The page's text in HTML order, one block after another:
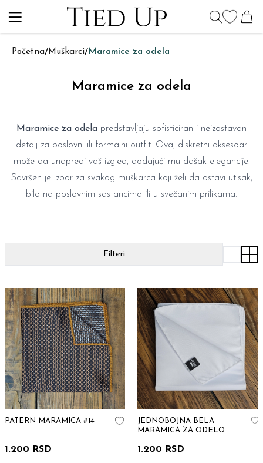
Početna/Muškarci/Maramice za odela
Maramice za odela
Maramice za odela predstavljaju sofisticiran i neizostavan
detalj za poslovni ili formalni outfit. Ovaj diskretni aksesoar
može da unapredi vaš izgled, dodajući mu dašak elegancije.
Savršen je izbor za svakog muškarca koji želi da ostavi utisak,
bilo na poslovnim sastancima ili u svečanim prilikama.
Filteri
PATERN MARAMICA #14
1.200 RSD
JEDNOBOJNA BELA
MARAMICA ZA ODELO
1.200 RSD